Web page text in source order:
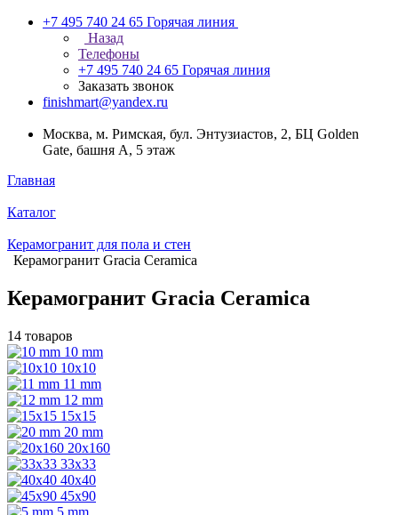
+7 495 740 24 65 Горячая линия
Назад
Телефоны
+7 495 740 24 65 Горячая линия
Заказать звонок
finishmart@yandex.ru
Москва, м. Римская, бул. Энтузиастов, 2, БЦ Golden
Gate, башня А, 5 этаж
Главная
Каталог
Керамогранит для пола и стен
Керамогранит Gracia Ceramica
Керамогранит Gracia Ceramica
14 товаров
10 mm
10x10
11 mm
12 mm
15x15
20 mm
20х160
33x33
40х40
45x90
5 mm